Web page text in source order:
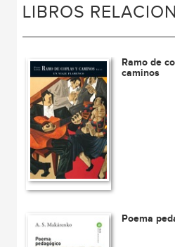
LIBROS
Ramo de
caminos
Poema